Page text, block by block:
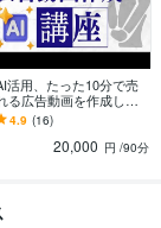
活用、たった10分で売
る広告動画を作成しま
あなたの商品を宣伝し
せんか！AIで簡単に広
告動画を作れます
4.9 (16)
20,000 円 /90分